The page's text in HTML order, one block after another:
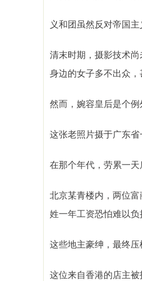
义和团虽然反对帝国
清末时期，摄影技术
身边的女子多不出众，
然而，婉容皇后是个
这张老照片摄于广东
在那个年代，劳累一天
北京某青楼内，两位
姓一年工资恐怕难以负
这些地主豪绅，最终压
这位来自香港的店主被